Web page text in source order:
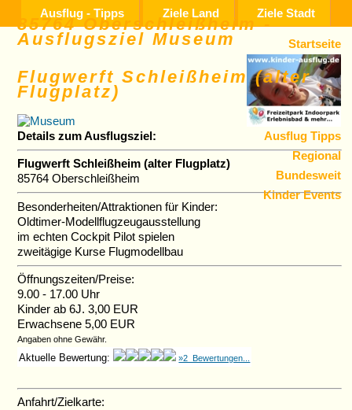
Ausflug - Tipps Ziele Land Ziele Stadt
Startseite
Ausflug Tipps
Regional
Bundesweit
Kinder Events
85764 Oberschleißheim -
Ausflugsziel Museum
Flugwerft Schleißheim (alter
Flugplatz)
Details zum Ausflugsziel:
Flugwerft Schleißheim (alter Flugplatz)
85764 Oberschleißheim
Besonderheiten/Attraktionen für Kinder:
Oldtimer-Modellflugzeugausstellung
im echten Cockpit Pilot spielen
zweitägige Kurse Flugmodellbau
Öffnungszeiten/Preise:
9.00 - 17.00 Uhr
Kinder ab 6J. 3,00 EUR
Erwachsene 5,00 EUR
Angaben ohne Gewähr.
Aktuelle Bewertung: »2 Bewertungen...
Anfahrt/Zielkarte: